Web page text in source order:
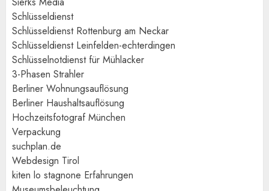
Schlüsseldienst
Schlüsseldienst Rottenburg am Neckar
Schlüsseldienst Leinfelden-echterdingen
Schlüsselnotdienst für Mühlacker
3-Phasen Strahler
Berliner Wohnungsauflösung
Berliner Haushaltsauflösung
Hochzeitsfotograf München
Verpackung
suchplan.de
Webdesign Tirol
kiten lo stagnone Erfahrungen